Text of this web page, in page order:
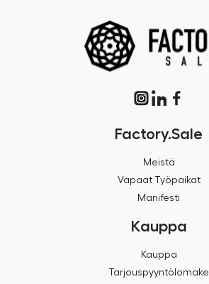
Factory.Sale
Meistä
Vapaat Työpaikat
Manifesti
Kauppa
Kauppa
Tarjouspyyntölomake